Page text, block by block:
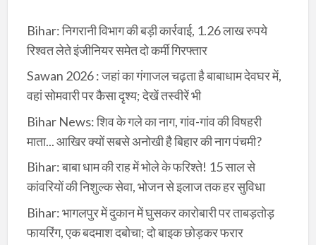
Bihar: निगरानी विभाग की बड़ी कार्रवाई, 1.26 लाख रुपये
रिश्वत लेते इंजीनियर समेत दो कर्मी गिरफ्तार
Sawan 2026 : जहां का गंगाजल चढ़ता है बाबाधाम देवघर में,
वहां सोमवारी पर कैसा दृश्य; देखें तस्वीरें भी
Bihar News: शिव के गले का नाग, गांव-गांव की विषहरी
माता... आखिर क्यों सबसे अनोखी है बिहार की नाग पंचमी?
Bihar: बाबा धाम की राह में भोले के फरिश्ते! 15 साल से
कांवरियों की निशुल्क सेवा, भोजन से इलाज तक हर सुविधा
Bihar: भागलपुर में दुकान में घुसकर कारोबारी पर ताबड़तोड़
फायरिंग, एक बदमाश दबोचा; दो बाइक छोड़कर फरार